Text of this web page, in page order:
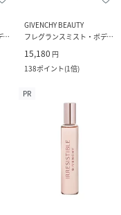
フレグランスミスト・ボディミスト
GIVENCHY BEAUTY
フレグランスミスト・ボディミスト
15,180 円
138ポイント(1倍)
PR